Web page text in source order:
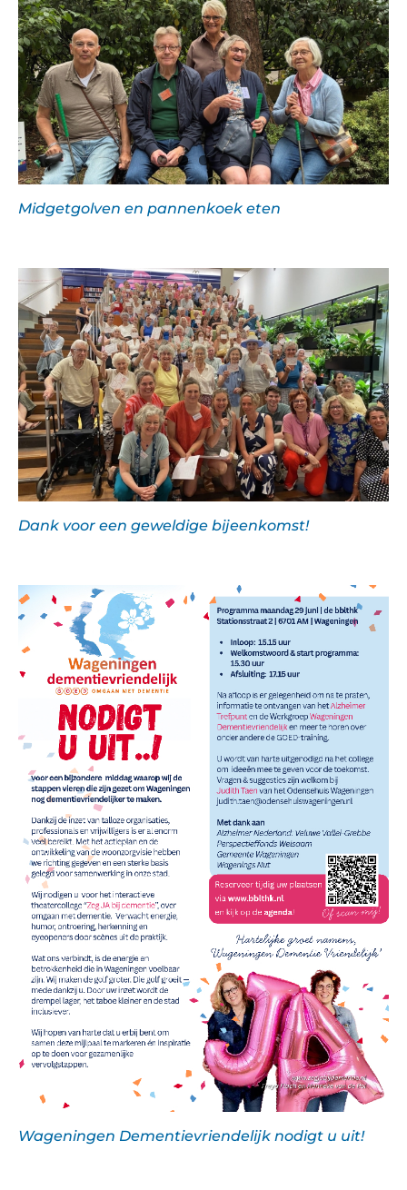
Midgetgolven en pannenkoek eten
Dank voor een geweldige bijeenkomst!
Wageningen Dementievriendelijk nodigt u uit!